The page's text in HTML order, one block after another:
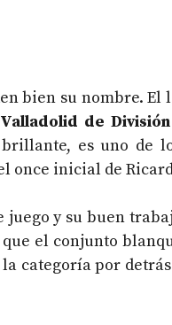
bien su nombre. El
de
es uno de
once inicial de
juego y su buen
el conjunto
categoría por